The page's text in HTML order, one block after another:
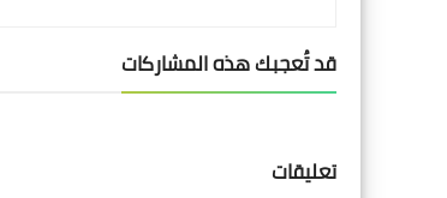
قد تُعجبك هذه المشاركات
تعليقات